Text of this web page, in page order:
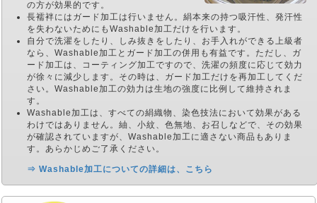
の方が効果的です。
長襦袢にはガード加工は行いません。絹本来の持つ吸汗性、発汗性
を失わないためにもWashable加工だけを行います。
自分で洗濯をしたり、しみ抜きをしたり、お手入れができる上級者
なら、Washable加工とガード加工の併用も有益です。ただし、ガ
ード加工は、コーティング加工ですので、洗濯の頻度に応じて効力
が徐々に減少します。その時は、ガード加工だけを再加工してくだ
さい。Washable加工の効力は生地の強度に比例して維持されま
す。
Washable加工は、すべての絹織物、染色技法において効果がある
わけではありません。紬、小紋、色無地、お召しなどで、その効果
が確認されていますが、Washable加工に適さない商品もありま
す。あらかじめご了承ください。
⇒ Washable加工についての詳細は、こちら